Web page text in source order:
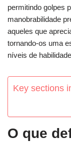
permitindo golpes
manobrabilidade
aqueles que
tornando-os uma
níveis de
Key sections
O que